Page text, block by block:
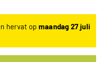
hervat op maandag 27 juli